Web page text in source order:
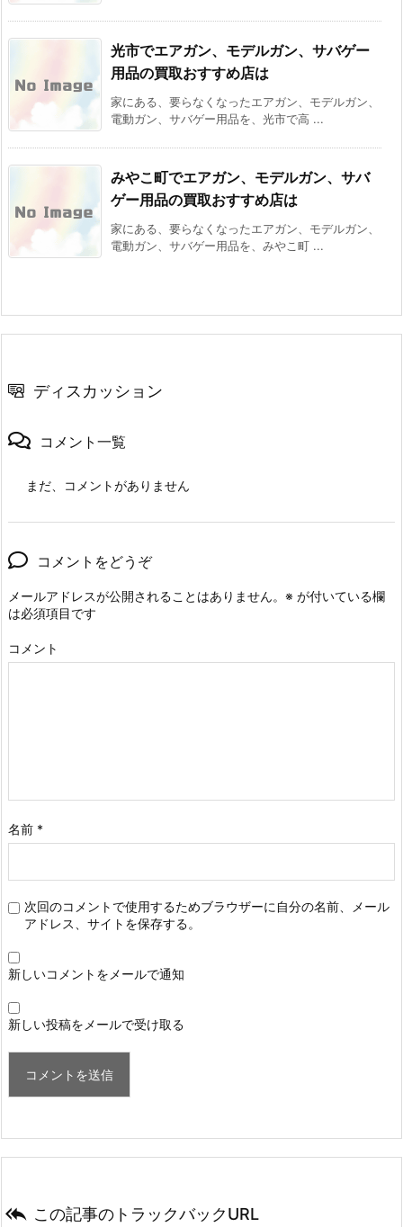
光市でエアガン、モデルガン、サバゲー
用品の買取おすすめ店は
家にある、要らなくなったエアガン、モデルガン、
電動ガン、サバゲー用品を、光市で高 ...
みやこ町でエアガン、モデルガン、サバ
ゲー用品の買取おすすめ店は
家にある、要らなくなったエアガン、モデルガン、
電動ガン、サバゲー用品を、みやこ町 ...
ディスカッション
コメント一覧
まだ、コメントがありません
コメントをどうぞ
メールアドレスが公開されることはありません。 ※ が付いている欄
は必須項目です
コメント
名前 *
次回のコメントで使用するためブラウザーに自分の名前、メール
アドレス、サイトを保存する。
新しいコメントをメールで通知
新しい投稿をメールで受け取る
 この記事のトラックバックURL